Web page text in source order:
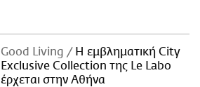
Good Living
Η εμβληματική City
Exclusive Collection της Le Labo
έρχεται στην Αθήνα